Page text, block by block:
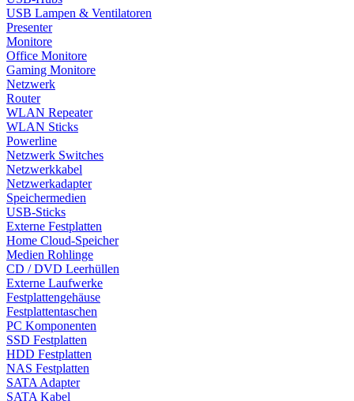
USB Lampen & Ventilatoren
Presenter
Monitore
Office Monitore
Gaming Monitore
Netzwerk
Router
WLAN Repeater
WLAN Sticks
Powerline
Netzwerk Switches
Netzwerkkabel
Netzwerkadapter
Speichermedien
USB-Sticks
Externe Festplatten
Home Cloud-Speicher
Medien Rohlinge
CD / DVD Leerhüllen
Externe Laufwerke
Festplattengehäuse
Festplattentaschen
PC Komponenten
SSD Festplatten
HDD Festplatten
NAS Festplatten
SATA Adapter
SATA Kabel